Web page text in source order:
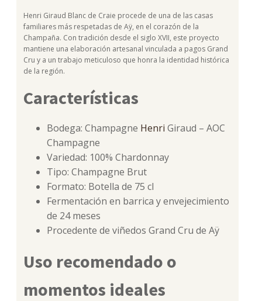
Henri Giraud Blanc de Craie procede de una de las casas
familiares más respetadas de Aÿ, en el corazón de la
Champaña. Con tradición desde el siglo XVII, este proyecto
mantiene una elaboración artesanal vinculada a pagos Grand
Cru y a un trabajo meticuloso que honra la identidad histórica
de la región.
Características
Bodega: Champagne Henri Giraud – AOC
Champagne
Variedad: 100% Chardonnay
Tipo: Champagne Brut
Formato: Botella de 75 cl
Fermentación en barrica y envejecimiento
de 24 meses
Procedente de viñedos Grand Cru de Aÿ
Uso recomendado o
momentos ideales